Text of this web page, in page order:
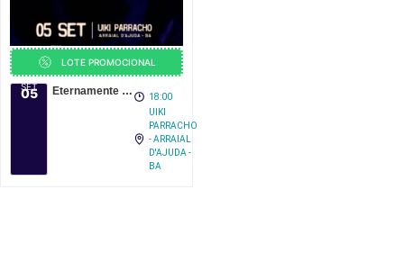
LOTE PROMOCIONAL
05
SET Eternamente Asa Weekend – UIKI Parracho
18:00
UIKI
PARRACHO
- ARRAIAL
D'AJUDA -
BA